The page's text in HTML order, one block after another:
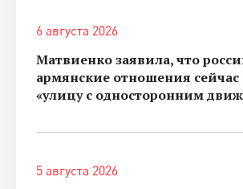
6 августа 2026
Матвиенко заявила, что
армянские отношения
«улицу с односторонним
5 августа 2026